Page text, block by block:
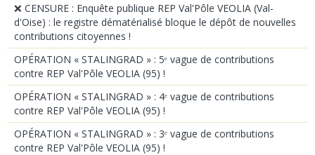
❌ CENSURE : Enquête publique REP Val'Pôle VEOLIA (Val-
d'Oise) : le registre dématérialisé bloque le dépôt de nouvelles
contributions citoyennes !
OPÉRATION « STALINGRAD » : 5ᵉ vague de contributions
contre REP Val'Pôle VEOLIA (95) !
OPÉRATION « STALINGRAD » : 4ᵉ vague de contributions
contre REP Val'Pôle VEOLIA (95) !
OPÉRATION « STALINGRAD » : 3ᵉ vague de contributions
contre REP Val'Pôle VEOLIA (95) !